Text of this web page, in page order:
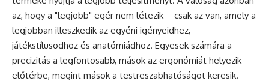
az, hogy a "legjobb" egér nem létezik – csak az van, amely a
legjobban illeszkedik az egyéni igényeidhez,
játékstílusodhoz és anatómiádhoz. Egyesek számára a
precizitás a legfontosabb, mások az ergonómiát helyezik
előtérbe, megint mások a testreszabhatóságot keresik.